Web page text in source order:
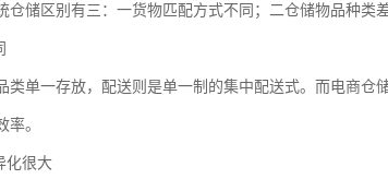
仓储区别有三：一货物匹配方式不同；二仓储物品种类
类单一存放，配送则是单一制的集中配送式。而电商
率。
化很大